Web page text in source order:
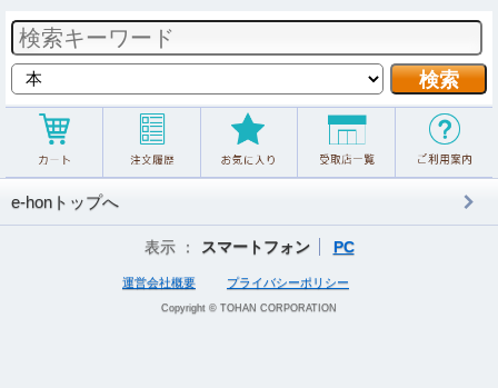
e-honトップへ
表示 ： スマートフォン PC
運営会社概要 プライバシーポリシー
Copyright © TOHAN CORPORATION